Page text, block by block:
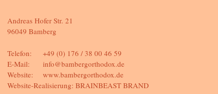
Andreas Hofer Str. 21
96049 Bamberg
Telefon:
E-Mail:
Website:
+49 (0) 176 / 38 00 46 59
info@bambergorthodox.de
www.bambergorthodox.de
Website-Realisierung: BRAINBEAST BRAND